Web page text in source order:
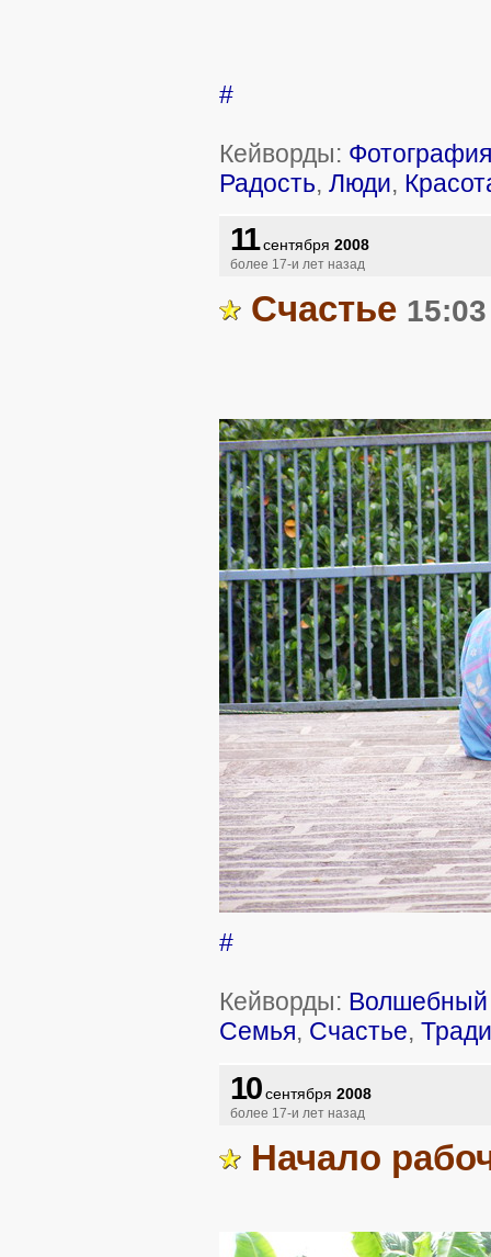
#
Кейворды: Фотография
Радость, Люди,
11сентября 2008
более 17-и лет назад
Счастье 15:03
#
Кейворды: Волшебный
Семья, Счастье,
10сентября 2008
более 17-и лет назад
Начало